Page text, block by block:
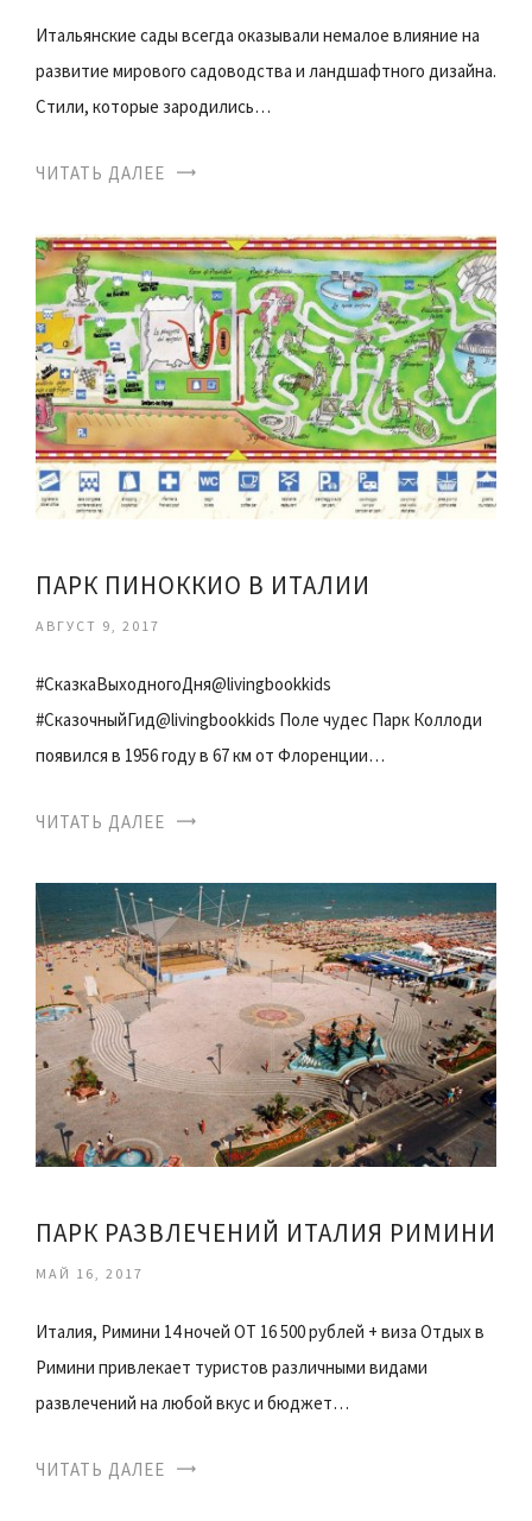
Итальянские сады всегда оказывали немалое влияние на
развитие мирового садоводства и ландшафтного дизайна.
Стили, которые зародились…
ЧИТАТЬ ДАЛЕЕ
ПАРК ПИНОККИО В ИТАЛИИ
АВГУСТ 9, 2017
#СказкаВыходногоДня@livingbookkids
#СказочныйГид@livingbookkids Поле чудес Парк Коллоди
появился в 1956 году в 67 км от Флоренции…
ЧИТАТЬ ДАЛЕЕ
ПАРК РАЗВЛЕЧЕНИЙ ИТАЛИЯ РИМИНИ
МАЙ 16, 2017
Италия, Римини 14 ночей ОТ 16 500 рублей + виза Отдых в
Римини привлекает туристов различными видами
развлечений на любой вкус и бюджет…
ЧИТАТЬ ДАЛЕЕ